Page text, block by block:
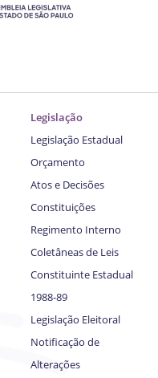
Legislação
Legislação Estadual
Orçamento
Atos e Decisões
Constituições
Regimento Interno
Coletâneas de Leis
Constituinte Estadual
1988-89
Legislação Eleitoral
Notificação de
Alterações